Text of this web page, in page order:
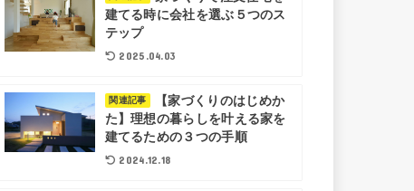
建てる時に会社を選ぶ５つのス
テップ
2025.04.03
関連記事
【家づくりのはじめか
た】理想の暮らしを叶える家を
建てるための３つの手順
2024.12.18